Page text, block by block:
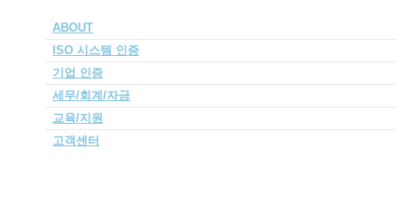
ABOUT
ISO 시스템 인증
기업 인증
세무/회계/자금
교육/지원
고객센터
견적문의
상담신청
블로그
블로그
ISO9001, 14001, 45001 취득후기 경북 도매업